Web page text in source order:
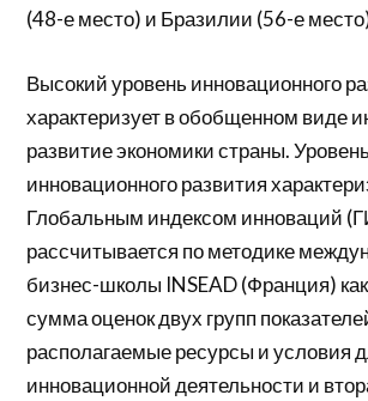
(48-е место) и Бразилии (56-е
Высокий уровень инновационного
характеризует в обобщенном виде
развитие экономики страны.
инновационного развития
Глобальным индексом инноваций
рассчитывается по методике
бизнес-школы INSEAD (Франция)
сумма оценок двух групп
располагаемые ресурсы и условия
инновационной деятельности и